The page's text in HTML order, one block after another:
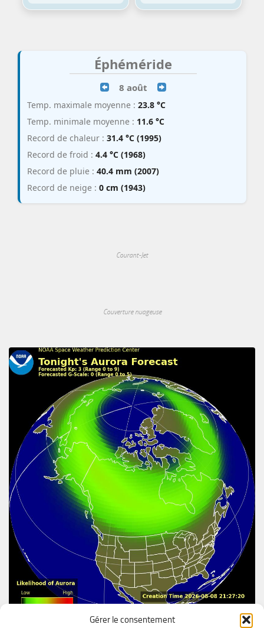
Gérer le consentement
Éphéméride
8 août
Temp. maximale moyenne : 23.8 °C
Temp. minimale moyenne : 11.6 °C
Record de chaleur : 31.4 °C (1995)
Record de froid : 4.4 °C (1968)
Record de pluie : 40.4 mm (2007)
Record de neige : 0 cm (1943)
Courant-Jet
Couverture nuageuse